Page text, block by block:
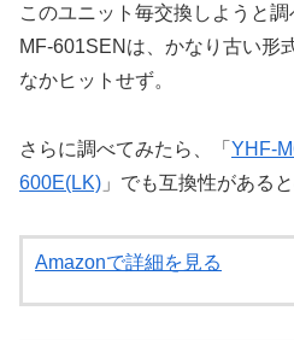
このユニット毎交換しようと
MF-601SENは、かなり古い形
なかヒットせず。
さらに調べてみたら、「 YHF-
600E(LK) 」でも互換性がある
Amazonで詳細を見る